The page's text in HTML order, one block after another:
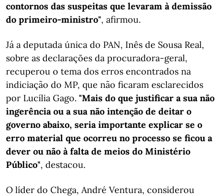
contornos das suspeitas que levaram à demissão
do primeiro-ministro", afirmou.
Já a deputada única do PAN, Inês de Sousa Real,
sobre as declarações da procuradora-geral,
recuperou o tema dos erros encontrados na
indiciação do MP, que não ficaram esclarecidos
por Lucília Gago. "Mais do que justificar a sua não
ingerência ou a sua não intenção de deitar o
governo abaixo, seria importante explicar se o
erro material que ocorreu no processo se ficou a
dever ou não à falta de meios do Ministério
Público", destacou.
O líder do Chega, André Ventura, considerou